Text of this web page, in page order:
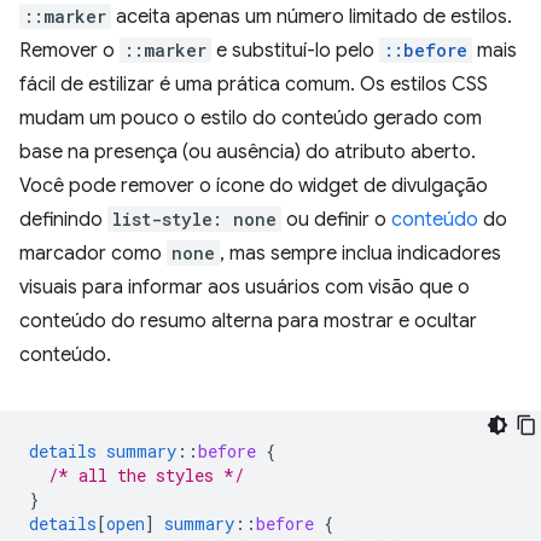
::marker aceita apenas um número limitado de estilos.
Remover o
::marker e substituí-lo pelo ::before mais
fácil de estilizar é uma prática comum. Os estilos CSS
mudam um pouco o estilo do conteúdo gerado com
base na presença (ou ausência) do atributo aberto.
Você pode remover o ícone do widget de divulgação
definindo list-style: none ou definir o conteúdo do
marcador como none , mas sempre inclua indicadores
visuais para informar aos usuários com visão que o
conteúdo do resumo alterna para mostrar e ocultar
conteúdo.
details summary ::before {
/* all the styles */
}
details[open] summary ::before {